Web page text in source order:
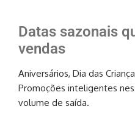
Datas sazonais
vendas
Aniversários, Dia das
Promoções inteligentes
volume de saída.